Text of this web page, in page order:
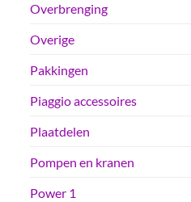
Overbrenging
Overige
Pakkingen
Piaggio accessoires
Plaatdelen
Pompen en kranen
Power 1